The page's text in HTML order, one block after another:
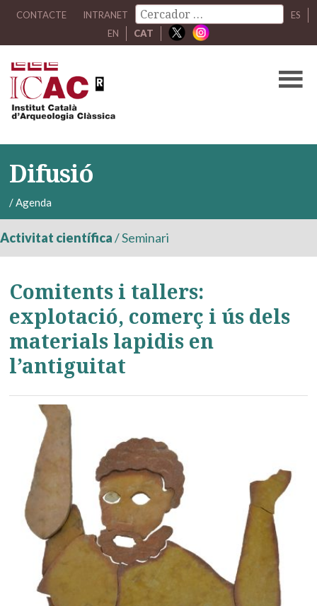
CONTACTE INTRANET
ES
EN
CAT
Difusió
/Agenda
Activitat científica/Seminari
Comitents i tallers:
explotació, comerç i ús dels
materials lapidis en
l’antiguitat